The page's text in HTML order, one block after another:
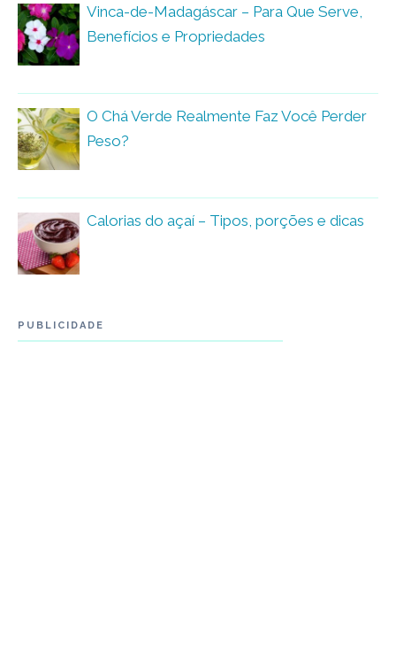
Vinca-de-Madagáscar – Para Que Serve,
Benefícios e Propriedades
O Chá Verde Realmente Faz Você Perder
Peso?
Calorias do açaí – Tipos, porções e dicas
PUBLICIDADE